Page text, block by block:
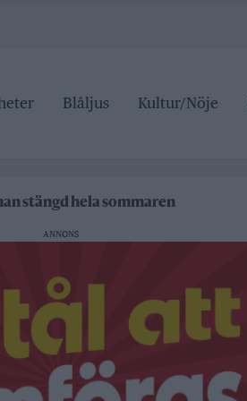
Blåljus Kultur/Nöje
pris
badhus
ANNONS